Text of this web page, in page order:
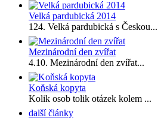
Velká pardubická 2014
124. Velká pardubická s Českou...
Mezinárodní den zvířat
4.10. Mezinárodní den zvířat...
Koňská kopyta
Kolik osob tolik otázek kolem ...
další články